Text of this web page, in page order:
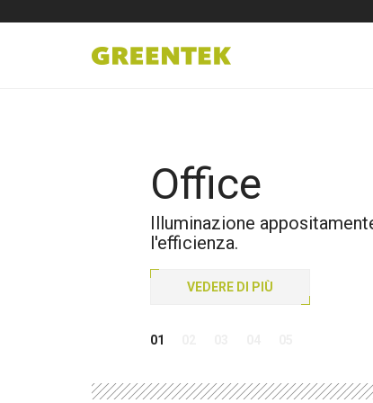
01
Office
Illuminazione appositamente
l'efficienza.
VEDERE DI PIÙ